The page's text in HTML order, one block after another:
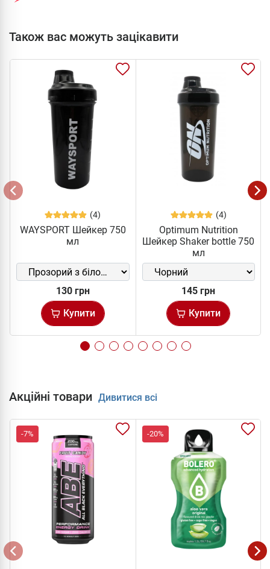
Також вас можуть зацікавити
(4)
WAYSPORT Шейкер 750
мл
130 грн
Купити
(4)
Optimum Nutrition
Шейкер Shaker bottle 750
мл
145 грн
Купити
Акційні товари Дивитися всі
-7% -20%